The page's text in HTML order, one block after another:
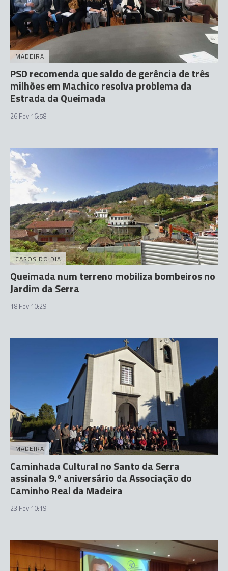
MADEIRA
PSD recomenda que saldo de gerência de três
milhões em Machico resolva problema da
Estrada da Queimada
26 Fev 16:58
CASOS DO DIA
Queimada num terreno mobiliza bombeiros no
Jardim da Serra
18 Fev 10:29
MADEIRA
Caminhada Cultural no Santo da Serra
assinala 9.º aniversário da Associação do
Caminho Real da Madeira
23 Fev 10:19